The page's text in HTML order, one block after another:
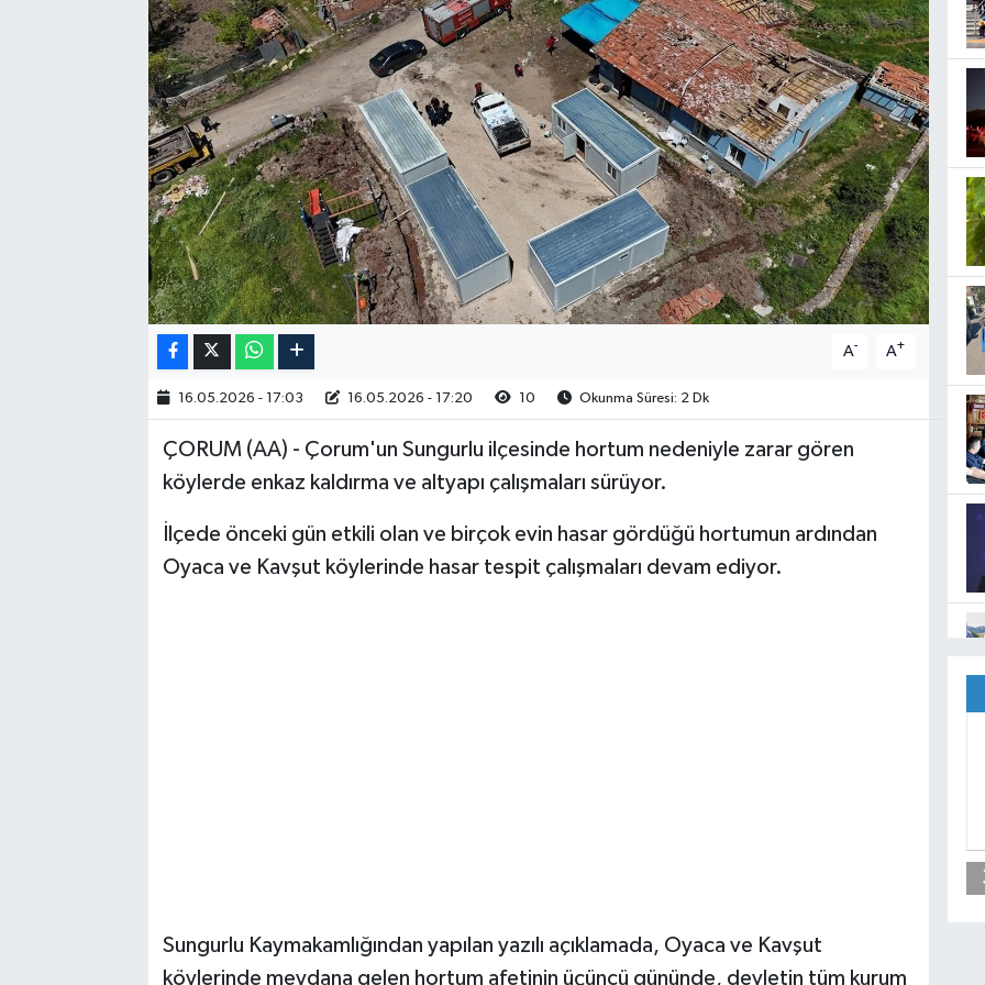
A- A+
16.05.2026 - 17:03 16.05.2026 - 17:20 10 Okunma Süresi: 2 Dk
ÇORUM (AA) - Çorum'un Sungurlu ilçesinde hortum nedeniyle zarar gören
köylerde enkaz kaldırma ve altyapı çalışmaları sürüyor.
İlçede önceki gün etkili olan ve birçok evin hasar gördüğü hortumun ardından
Oyaca ve Kavşut köylerinde hasar tespit çalışmaları devam ediyor.
Sungurlu Kaymakamlığından yapılan yazılı açıklamada, Oyaca ve Kavşut
köylerinde meydana gelen hortum afetinin üçüncü gününde, devletin tüm kurum
RESMİ İLAN